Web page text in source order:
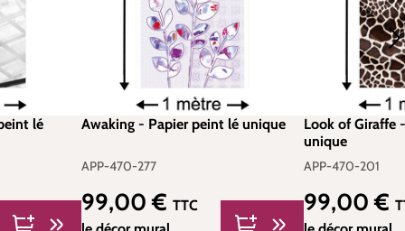
lé Awaking - Papier peint lé unique
APP-470-277
Prix régulier :
99,00 € TTC
Look of Giraffe
unique
APP-470-201
Prix régulier :
99,00 €